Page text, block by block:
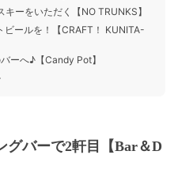
ーをいただく【NO TRUNKS】
ビールを！【CRAFT！ KUNITA-
ーへ♪【Candy Pot】
グバーで2軒目【Bar＆D